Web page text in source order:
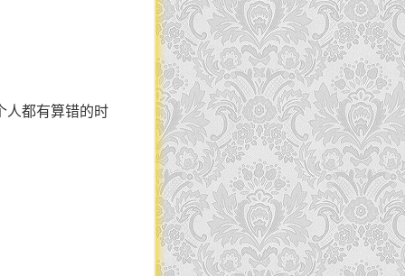
人都有算错的时